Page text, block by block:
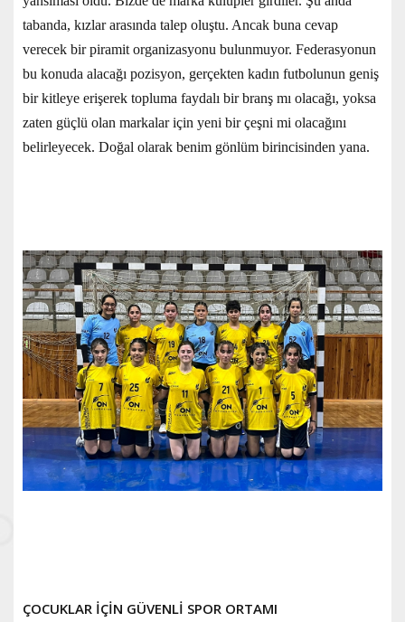
tabanda, kızlar arasında talep oluştu. Ancak buna cevap
verecek bir piramit organizasyonu bulunmuyor. Federasyonun
bu konuda alacağı pozisyon, gerçekten kadın futbolunun geniş
bir kitleye erişerek topluma faydalı bir branş mı olacağı, yoksa
zaten güçlü olan markalar için yeni bir çeşni mi olacağını
belirleyecek. Doğal olarak benim gönlüm birincisinden yana.
ÇOCUKLAR İÇİN GÜVENLİ SPOR ORTAMI